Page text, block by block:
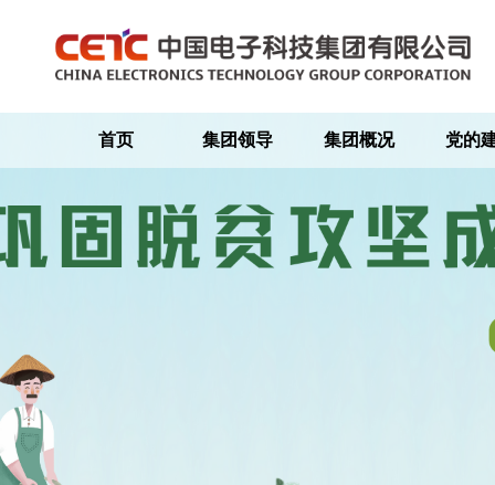
首页 集团领导 集团概况 党的